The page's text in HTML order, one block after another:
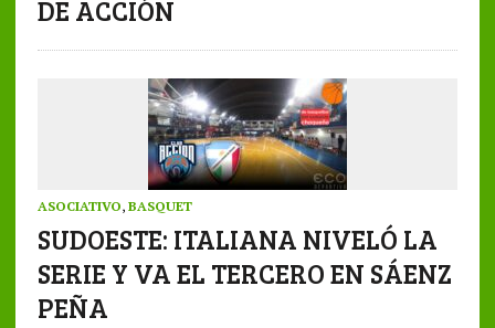
DE ACCIÓN
ASOCIATIVO, BASQUET
SUDOESTE: ITALIANA NIVELÓ LA
SERIE Y VA EL TERCERO EN SÁENZ
PEÑA